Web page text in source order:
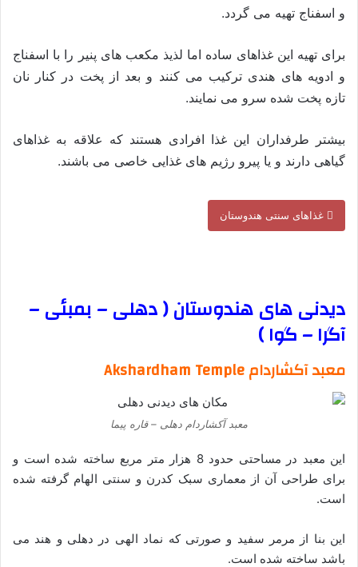
و اسفناج تهیه می گردد.
برای تهیه این غذاهای ساده اما لذیذ مکعب های پنیر را با اسفناج
و ادویه های هندی ترکیب می کنند و بعد از پخت در کنار نان
تازه پخت شده سرو می نمایند.
بیشتر طرفداران این غذا افرادی هستند که علاقه به غذاهای
گیاهی دارند و یا پیرو رژیم های غذایی خاصی می باشند.
غذاهای سنتی هندوستان
دیدنی های هندوستان ( دهلی – بمبئی –
آگرا – گوا )
معبد آکشاردام Akshardham Temple
معبد آکشاردام دهلی – قاره پیما
این معبد در مساحتی حدود 8 هزار متر مربع ساخته شده است و
برای طراحی آن از معماری سبک کدرن و سنتی الهام گرفته شده
است.
این بنا از مرمر سفید و صورتی که نماد الهی در دهلی و هند می
باشد ساخته شده است.